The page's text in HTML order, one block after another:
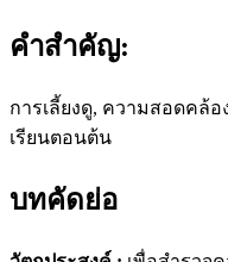
คำสำคัญ:
การเลี้ยงดู, ความสอดคล้
เรียนตอนต้น
บทคัดย่อ